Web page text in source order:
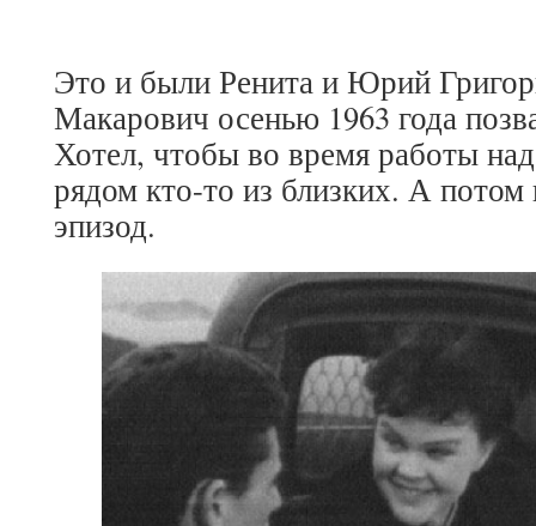
Это и были Ренита и Юрий
Макарович осенью 1963 года
Хотел, чтобы во время работы
рядом кто-то из близких. А
эпизод.